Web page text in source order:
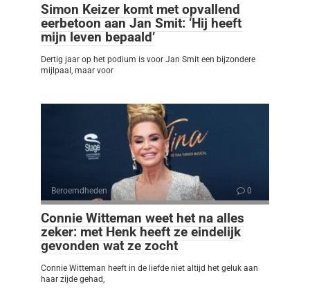
Simon Keizer komt met opvallend
eerbetoon aan Jan Smit: ‘Hij heeft
mijn leven bepaald’
Dertig jaar op het podium is voor Jan Smit een bijzondere
mijlpaal, maar voor
Beroemdheden 0
Connie Witteman weet het na alles
zeker: met Henk heeft ze eindelijk
gevonden wat ze zocht
Connie Witteman heeft in de liefde niet altijd het geluk aan
haar zijde gehad,